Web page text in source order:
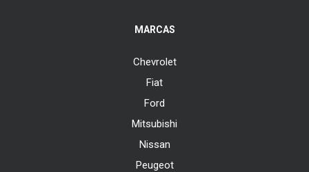
MARCAS
Chevrolet
Fiat
Ford
Mitsubishi
Nissan
Peugeot